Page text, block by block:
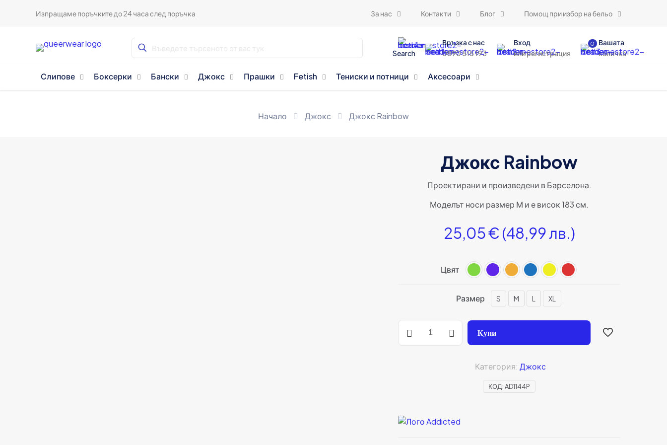
Изпращаме поръчките до 24 часа след поръчка За нас Контакти Блог Помощ при избор на бельо
Search
Връзка с нас
0890 515 193
Вход
или регистрация
0
Вашата
количка
Слипове Боксерки Бански Джокс Прашки Fetish Тениски и потници Аксесоари
Начало Джокс Джокс Rainbow
Джокс Rainbow
Проектирани и произведени в Барселона.
Моделът носи размер М и е висок 183 см.
25,05€ (48,99 лв.)
Цвят
Размер S M L XL
Купи
КОД:AD1144P
Категория: Джокс